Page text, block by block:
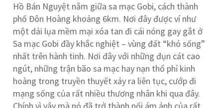
Hồ Bán Nguyệt nằm giữa sa mạc Gobi, cách thành
phố Đôn Hoàng khoảng 6km. Nơi đây được ví như
một dải lụa mềm mại xóa tan đi cái nóng gay gắt ở
Sa mạc Gobi đầy khắc nghiệt – vùng đất “khó sống”
nhất trên hành tinh. Nơi đây với những đụn cát cao
ngút, những trận bão sa mạc hay nạn thổ phỉ kinh
hoàng trong truyền thuyết xảy ra liên tục, cướp đi
mạng sống của rất nhiều thương nhân khi qua đây.